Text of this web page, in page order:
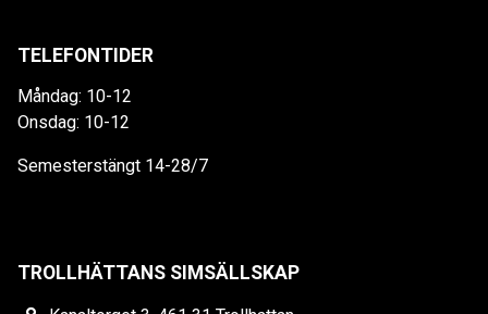
TELEFONTIDER
Måndag: 10-12
Onsdag: 10-12
Semesterstängt 14-28/7
TROLLHÄTTANS SIMSÄLLSKAP